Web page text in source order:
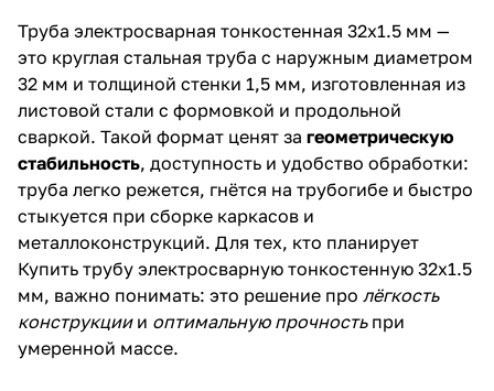
Труба электросварная тонкостенная 32х1.5 мм —
это круглая стальная труба с наружным диаметром
32 мм и толщиной стенки 1,5 мм, изготовленная из
листовой стали с формовкой и продольной
сваркой. Такой формат ценят за геометрическую
стабильность, доступность и удобство обработки:
труба легко режется, гнётся на трубогибе и быстро
стыкуется при сборке каркасов и
металлоконструкций. Для тех, кто планирует
Купить трубу электросварную тонкостенную 32х1.5
мм, важно понимать: это решение про лёгкость
конструкциии оптимальную прочностьпри
умеренной массе.